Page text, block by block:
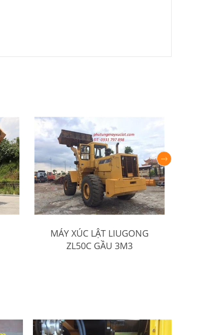
MÁY XÚC LẬT LIUGONG
ZL50C GẦU 3M3